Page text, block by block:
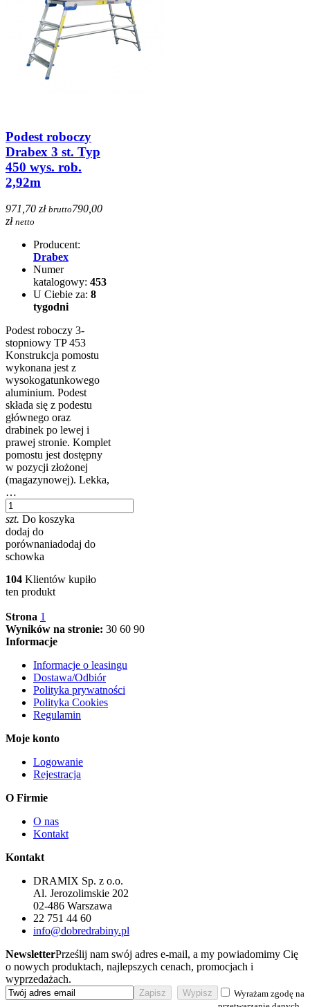
Podest roboczy
Drabex 3 st. Typ
450 wys. rob.
2,92m
971,70 zł brutto790,00
zł netto
Producent:
Drabex
Numer
katalogowy: 453
U Ciebie za: 8
tygodni
Podest roboczy 3-
stopniowy TP 453
Konstrukcja pomostu
wykonana jest z
wysokogatunkowego
aluminium. Podest
składa się z podestu
głównego oraz
drabinek po lewej i
prawej stronie. Komplet
pomostu jest dostępny
w pozycji złożonej
(magazynowej). Lekka,
…
szt. Do koszyka
dodaj do
porównaniadodaj do
schowka
104 Klientów kupiło
ten produkt
Strona 1
Wyników na stronie: 30 60 90
Informacje
Informacje o leasingu
Dostawa/Odbiór
Polityka prywatności
Polityka Cookies
Regulamin
Moje konto
Logowanie
Rejestracja
O Firmie
O nas
Kontakt
Kontakt
DRAMIX Sp. z o.o.
Al. Jerozolimskie 202
02-486 Warszawa
22 751 44 60
info@dobredrabiny.pl
NewsletterPrześlij nam swój adres e-mail, a my powiadomimy Cię
o nowych produktach, najlepszych cenach, promocjach i
wyprzedażach.
Wyrażam zgodę na